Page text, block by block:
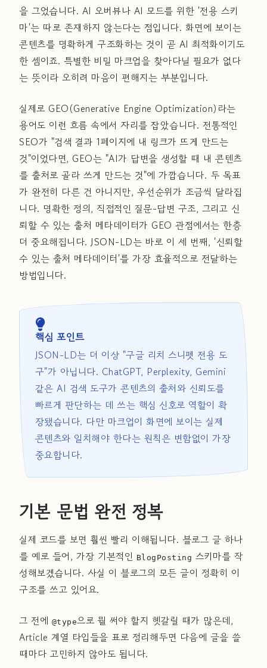
을 그었습니다. AI 오버뷰나 AI 모드를 위한 '전용 스키
마'는 따로 존재하지 않는다는 점입니다. 화면에 보이는
콘텐츠를 명확하게 구조화하는 것이 곧 AI 최적화이기도
한 셈이죠. 특별한 비밀 마크업을 찾아다닐 필요가 없다
는 뜻이라 오히려 마음이 편해지는 부분입니다.
실제로 GEO(Generative Engine Optimization)라는
용어도 이런 흐름 속에서 자리를 잡았습니다. 전통적인
SEO가 "검색 결과 1페이지에 내 링크가 뜨게 만드는
것"이었다면, GEO는 "AI가 답변을 생성할 때 내 콘텐츠
를 출처로 골라 쓰게 만드는 것"에 가깝습니다. 두 목표
가 완전히 다른 건 아니지만, 우선순위가 조금씩 달라집
니다. 명확한 정의, 직접적인 질문-답변 구조, 그리고 신
뢰할 수 있는 출처 메타데이터가 GEO 관점에서는 한층
더 중요해집니다. JSON-LD는 바로 이 세 번째, '신뢰할
수 있는 출처 메타데이터'를 가장 효율적으로 전달하는
방법입니다.
핵심 포인트
JSON-LD는 더 이상 "구글 리치 스니펫 전용 도
구"가 아닙니다. ChatGPT, Perplexity, Gemini
같은 AI 검색 도구가 콘텐츠의 출처와 신뢰도를
빠르게 판단하는 데 쓰는 핵심 신호로 역할이 확
장됐습니다. 다만 마크업이 화면에 보이는 실제
콘텐츠와 일치해야 한다는 원칙은 변함없이 가장
중요합니다.
기본 문법 완전 정복
실제 코드를 보면 훨씬 빨리 이해됩니다. 블로그 글 하나
를 예로 들어, 가장 기본적인 BlogPosting 스키마를 작
성해보겠습니다. 사실 이 블로그의 모든 글이 정확히 이
구조를 쓰고 있어요.
그 전에 @type으로 뭘 써야 할지 헷갈릴 때가 많은데,
Article 계열 타입들을 표로 정리해두면 다음에 글을 쓸
때마다 고민하지 않아도 됩니다.